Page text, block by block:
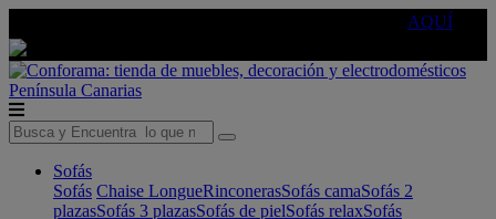
AQUÍ
Península Canarias
Sofás
Sofás Chaise LongueRinconerasSofás camaSofás 2
plazasSofás 3 plazasSofás de pielSofás relaxSofás